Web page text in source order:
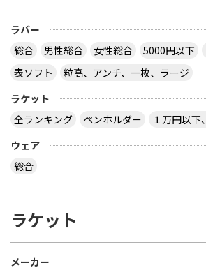
ラバー
総合
男性総合 女性総合 5000円以下
表ソフト
粒高、アンチ、一枚、ラージ
ラケット
全ランキング
ペンホルダー
１万円以下
ウェア
総合
ラケット
メーカー